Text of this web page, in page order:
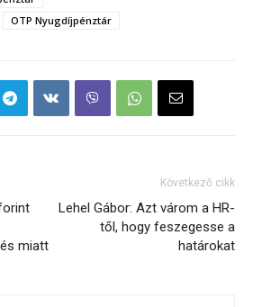
OTP Nyugdíjpénztár
miatt
Következő cikk
Lehel Gábor: Azt várom a HR-
től, hogy feszegesse a
határokat